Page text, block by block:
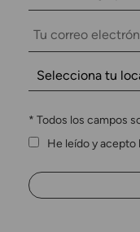
* Todos los campos
He leído y acepto